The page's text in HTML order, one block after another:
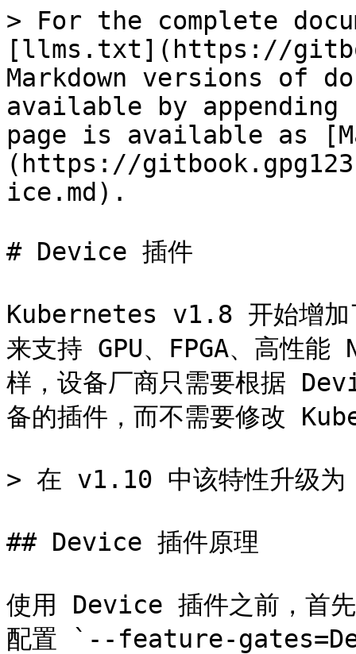
> For the complete
[llms.txt](https://
Markdown versions of
available by
page is available as
(https://
ice.md).
# Device 插件
Kubernetes v1.8 开始增
来支持 GPU、FPGA、高性
样，设备厂商只需要根据
备的插件，而不需要修改
> 在 v1.10 中该特性升级
## Device 插件原理
使用 Device 插件之前，首
配置 `--feature-